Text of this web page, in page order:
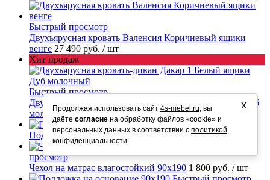
Быстрый просмотр
Двухъярусная кровать Валенсия Коричневый ящики
венге 27 490 руб. / шт
Хит продаж
Быстрый просмотр
Двухъярусная кровать-диван Дакар 1 Белый ящики Дуб
молочный 49 390 руб./ шт
Быстрый просмотр
Подложка на основание 120х190 1 200 руб./ шт
просмотр
Чехол на матрас влагостойкий 90х190 1 800 руб. / шт
Продолжая использовать сайт 4s-mebel.ru, вы
даёте согласие на обработку файлов «cookie» и
персональных данных в соответствии с политикой
конфиденциальности.
х